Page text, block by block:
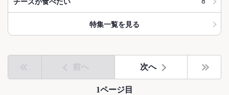
特集一覧を見る
前へ 次へ
1ページ目